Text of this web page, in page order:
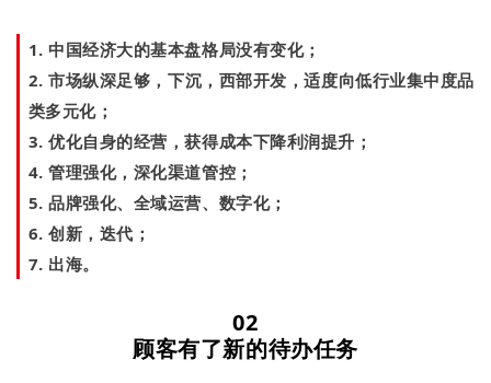
1. 中国经济大的基本盘格局没有变化；
2. 市场纵深足够，下沉，西部开发，适度向低行业集中度品
类多元化；
3. 优化自身的经营，获得成本下降利润提升；
4. 管理强化，深化渠道管控；
5. 品牌强化、全域运营、数字化；
6. 创新，迭代；
7. 出海。
02
顾客有了新的待办任务